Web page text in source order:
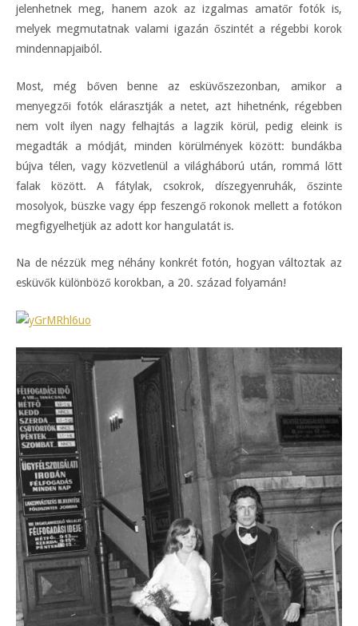
jelenhetnek meg, hanem azok az izgalmas amatőr fotók is,
melyek megmutatnak valami igazán őszintét a régebbi korok
mindennapjaiból.
Most, még bőven benne az esküvőszezonban, amikor a
menyegzői fotók elárasztják a netet, azt hihetnénk, régebben
nem volt ilyen nagy felhajtás a lagzik körül, pedig eleink is
megadták a módját, minden körülmények között: bundákba
bújva télen, vagy közvetlenül a világháború után, rommá lőtt
falak között. A fátylak, csokrok, díszegyenruhák, őszinte
mosolyok, büszke vagy épp feszengő rokonok mellett a fotókon
megfigyelhetjük az adott kor hangulatát is.
Na de nézzük meg néhány konkrét fotón, hogyan változtak az
esküvők különböző korokban, a 20. század folyamán!